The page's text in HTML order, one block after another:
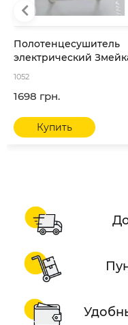
Полотенцесушитель
электрический
1052
1698 грн.
Купить